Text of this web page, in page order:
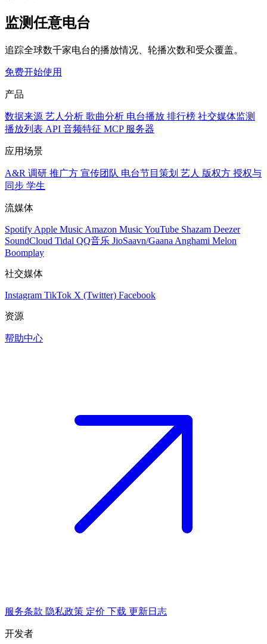
监测任意电台
追踪全球数千家电台的播放情况、轮播次数和受众覆盖。
免费开始使用
产品
数据来源 艺人分析 歌曲分析 电台播放 排行榜 社交媒体监测
播放列表 API 音频特征 MCP 服务器
应用场景
A&R 调研 推广方 宣传团队 电台节目策划 艺人 版权方 授权与
同步 学生
流媒体
Spotify Apple Music Amazon MusicYouTube Shazam Deezer
SoundCloud Tidal QQ音乐 JioSaavn/Gaana Anghami Melon
Boomplay
社交媒体
Instagram TikTok X (Twitter) Facebook
资源
帮助中心
服务条款 隐私政策 定价 下载 更新日志
开发者